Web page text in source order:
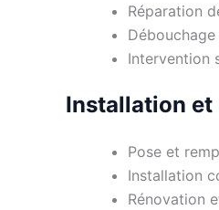
Réparation
Intervention
Installation et
Pose et
Installation
Rénovation